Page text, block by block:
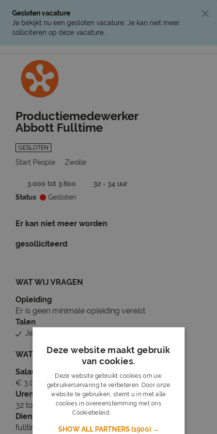
Gesloten vacature
Je bekijkt nu een gesloten vacature. Je kan niet meer
solliciteren op deze vacature.
Productiemedewerker
Abbott Fulltime
GESLOTEN
Start People Zwolle
3.000 tot 3.600
32 - 34 uur
Status
Gesloten
Er kan niet meer worden
gesolliciteerd
WAT WIJ VRAGEN
Opleiding
Er is geen minimale opleiding vereist
Talen
Je beheerst Nederlands
WAT WIJ BIEDEN
Salaris
€ 3.000 tot € 3.600
Uren
32 tot 34 uur per week
Dienstverband
fulltime
Deze website maakt gebruik
van cookies.
Deze website gebruikt cookies om uw
gebruikerservaring te verbeteren. Door onze
website te gebruiken, stemt u in met alle
cookies in overeenstemming met ons
Cookiebeleid.
SHOW ALL PARTNERS(1900) →